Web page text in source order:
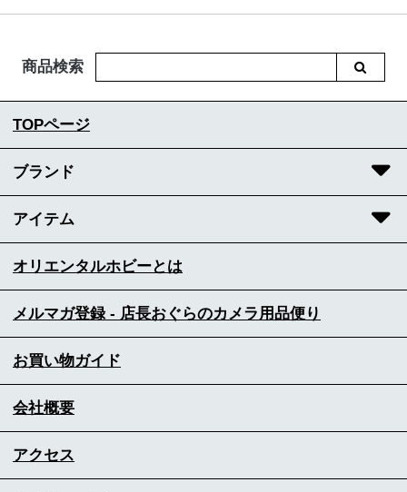
商品検索
TOPページ
ブランド
アイテム
オリエンタルホビーとは
メルマガ登録 - 店長おぐらのカメラ用品便り
お買い物ガイド
会社概要
アクセス